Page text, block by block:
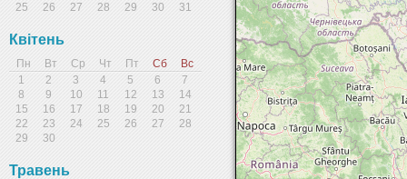
25
26 27 28 29 30 31
Квітень
Пн Вт Ср Чт Пт Сб
Вс
1
2 3 4 5 6
7
8
9 10 11 12 13
14
15
16 17 18 19 20
21
22
23 24 25 26 27
28
29
30
Травень